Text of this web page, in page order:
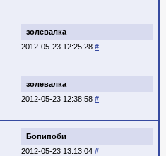
золевалка
2012-05-23 12:25:28 #
золевалка
2012-05-23 12:38:58 #
Бопипоби
2012-05-23 13:13:04 #